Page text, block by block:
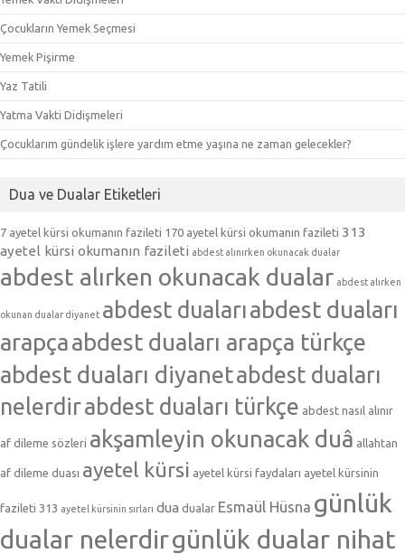
Çocukların Yemek Seçmesi
Yemek Pişirme
Yaz Tatili
Yatma Vakti Didişmeleri
Çocuklarım gündelik işlere yardım etme yaşına ne zaman gelecekler?
Dua ve Dualar Etiketleri
7 ayetel kürsi okumanın fazileti 170 ayetel kürsi okumanın fazileti 313
ayetel kürsi okumanın fazileti abdest alınırken okunacak dualar
abdest alırken okunacak dualar abdest alırken
okunan dualar diyanet abdest dualarıabdest duaları
arapçaabdest duaları arapça türkçe
abdest duaları diyanetabdest duaları
nelerdirabdest duaları türkçe abdest nasıl alınır
af dileme sözleri akşamleyin okunacak duâ allahtan
af dileme duası ayetel kürsi ayetel kürsi faydaları ayetel kürsinin
fazileti 313 ayetel kürsinin sırları dua dualar Esmaül Hüsna günlük
dualar nelerdirgünlük dualar nihat